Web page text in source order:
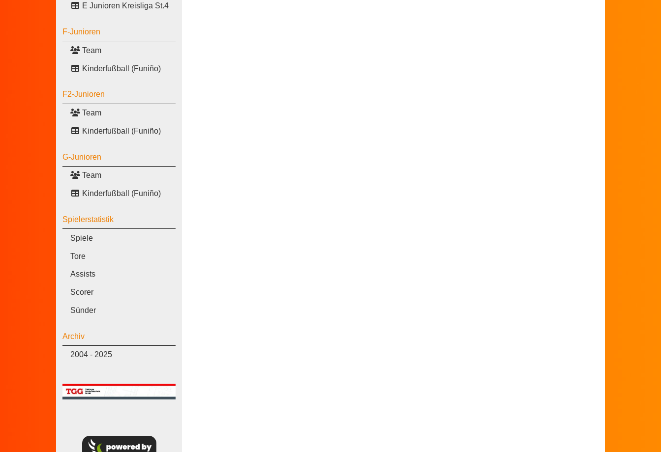
E Junioren Kreisliga St.4
F-Junioren
Team
Kinderfußball (Funiño)
F2-Junioren
Team
Kinderfußball (Funiño)
G-Junioren
Team
Kinderfußball (Funiño)
Spielerstatistik
Spiele
Tore
Assists
Scorer
Sünder
Archiv
2004 - 2025